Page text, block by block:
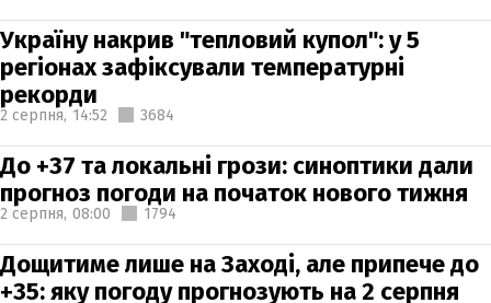
Україну накрив "тепловий купол": у 5
регіонах зафіксували температурні
рекорди
2 серпня, 14:52 3684
До +37 та локальні грози: синоптики дали
прогноз погоди на початок нового тижня
2 серпня, 08:00 1794
Дощитиме лише на Заході, але припече до
+35: яку погоду прогнозують на 2 серпня